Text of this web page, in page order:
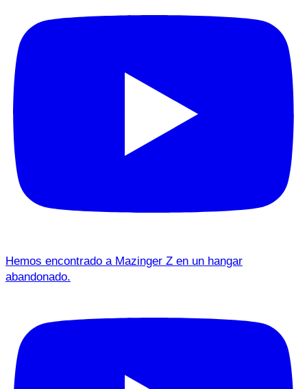
Hemos encontrado a Mazinger Z en un hangar
abandonado.